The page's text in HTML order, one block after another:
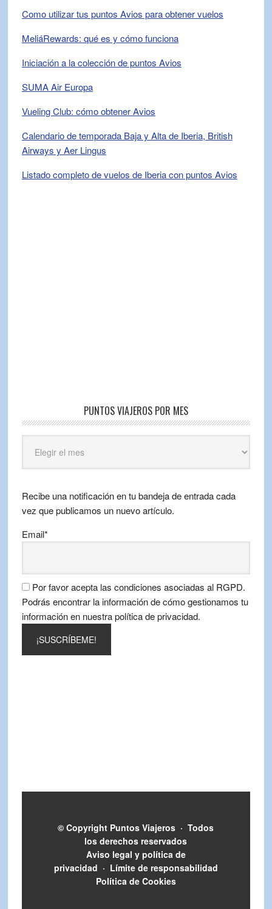
Como utilizar tus puntos Avios para obtener vuelos
MeliáRewards: qué es y cómo funciona
Iniciación a la colección de puntos Avios
SUMA Air Europa
Vueling Club: cómo obtener Avios
Calendario de temporada Baja y Alta de Iberia, British
Airways y Aer Lingus
Listado completo de vuelos de Iberia con puntos Avios
PUNTOS VIAJEROS POR MES
Viajeros
por
Recibe una notificación en tu bandeja de entrada cada
vez que publicamos un nuevo artículo.
Email*
Por favor acepta las condiciones asociadas al RGPD.
Podrás encontrar la información de cómo gestionamos tu
información en nuestra política de privacidad.
© Copyright Puntos Viajeros · Todos
los derechos reservados
Aviso legal y política de
privacidad · Límite de responsabilidad
Política de Cookies